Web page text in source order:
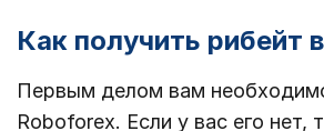
Как получить рибейт
Первым делом вам
Roboforex. Если у вас его нет,